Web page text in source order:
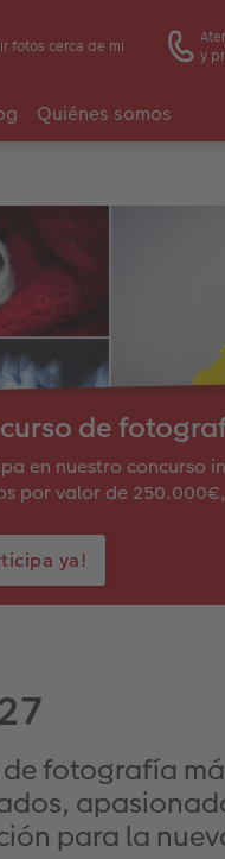
fotos cerca de mi
y
Quiénes somos
de
en nuestro concurso
por valor de
ya!
de fotografía
para la